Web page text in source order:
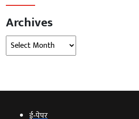
Archives
Archives
ई‑पेपर